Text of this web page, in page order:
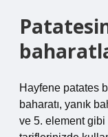
Hayfene patates
baharatı, yanık
ve 5. element gibi